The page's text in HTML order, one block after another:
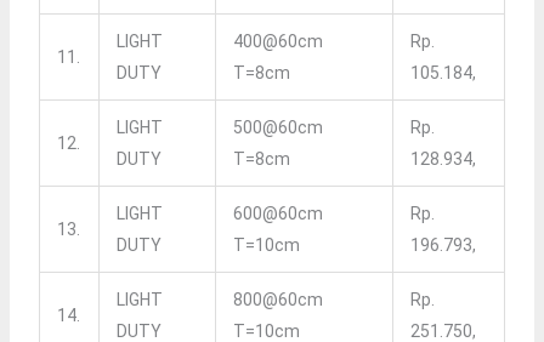
11.
LIGHT
DUTY
400@60cm
T=8cm
Rp.
105.184,
12.
LIGHT
DUTY
500@60cm
T=8cm
Rp.
128.934,
13.
LIGHT
DUTY
600@60cm
T=10cm
Rp.
196.793,
14.
LIGHT
DUTY
800@60cm
T=10cm
Rp.
251.750,